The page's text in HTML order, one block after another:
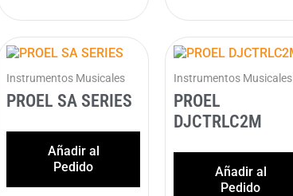
Instrumentos Musicales
PROEL SA SERIES
Añadir al
Pedido
Instrumentos Musicales
PROEL
DJCTRLC2M
Añadir al
Pedido